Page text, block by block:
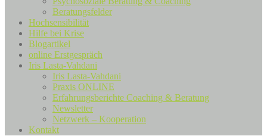
Beratungsfelder
Hochsensibilität
Hilfe bei Krise
Blogartikel
online Erstgespräch
Iris Lasta-Vahdani
Iris Lasta-Vahdani
Praxis ONLINE
Erfahrungsberichte Coaching & Beratung
Newsletter
Netzwerk – Kooperation
Kontakt